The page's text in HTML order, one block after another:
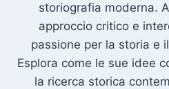
storiografia moderna.
approccio critico e
passione per la storia e
Esplora come le sue idee
la ricerca storica